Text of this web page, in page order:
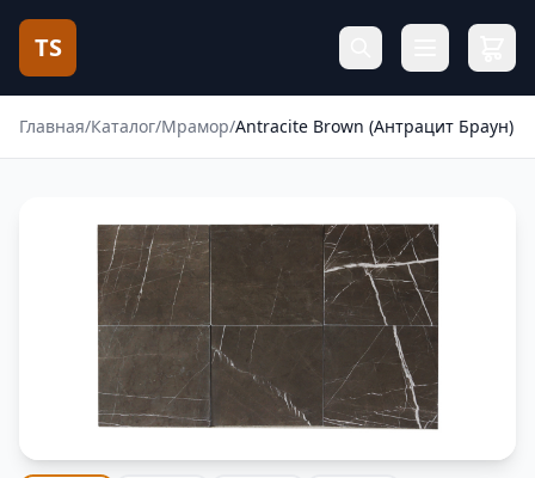
TS
Главная/Каталог/Мрамор/Antracite Brown (Антрацит Браун)